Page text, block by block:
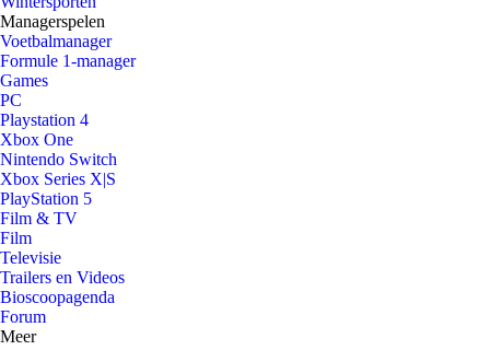
Managerspelen
Voetbalmanager
Formule 1-manager
Games
PC
Playstation 4
Xbox One
Nintendo Switch
Xbox Series X|S
PlayStation 5
Film & TV
Film
Televisie
Trailers en Videos
Bioscoopagenda
Forum
Meer